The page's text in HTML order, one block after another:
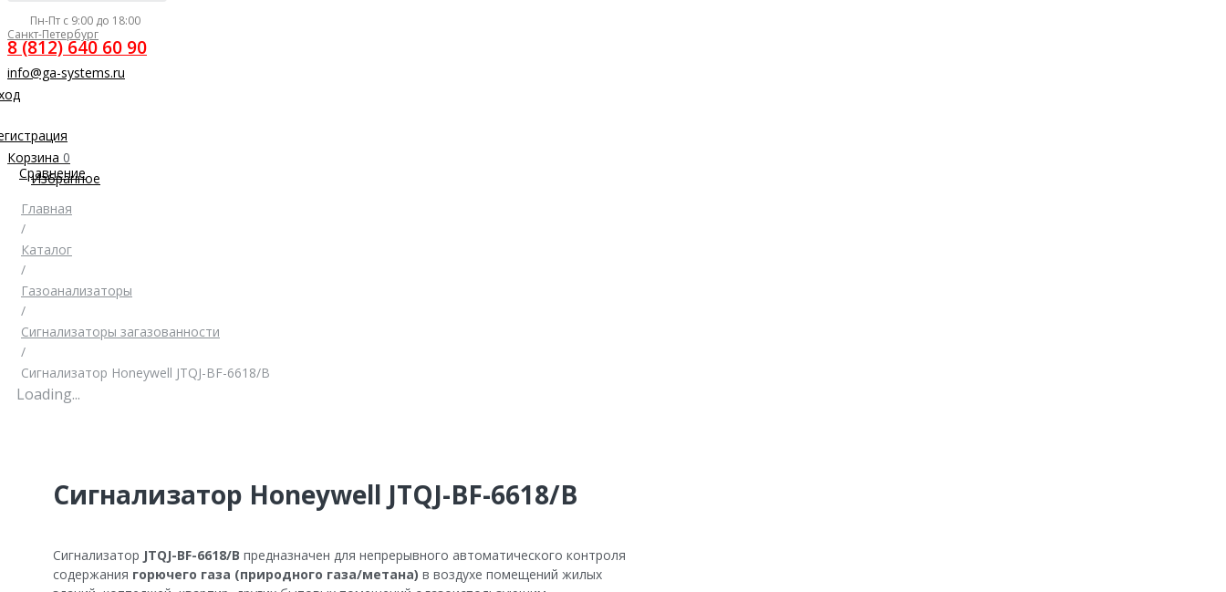
Пн-Пт с 9:00 до 18:00
Санкт-Петербург
8 (812) 640 60 90
info@ga-systems.ru
Корзина 0
Сравнение
Избранное
Главная
/
Каталог
/
Газоанализаторы
/
Сигнализаторы загазованности
/
Сигнализатор Honeywell JTQJ-BF-6618/B
Loading...
Сигнализатор Honeywell JTQJ-BF-6618/B
Сигнализатор JTQJ-BF-6618/B предназначен для непрерывного автоматического контроля
содержания горючего газа (природного газа/метана) в воздухе помещений жилых